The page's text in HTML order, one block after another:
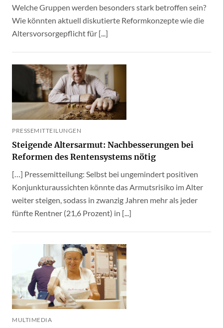
Welche Gruppen werden besonders stark betroffen sein?
Wie könnten aktuell diskutierte Reformkonzepte wie die
Altersvorsorgepflicht für [...]
PRESSEMITTEILUNGEN
Steigende Altersarmut: Nachbesserungen bei
Reformen des Rentensystems nötig
[…] Pressemitteilung: Selbst bei ungemindert positiven
Konjunkturaussichten könnte das Armutsrisiko im Alter
weiter steigen, sodass in zwanzig Jahren mehr als jeder
fünfte Rentner (21,6 Prozent) in [...]
MULTIMEDIA